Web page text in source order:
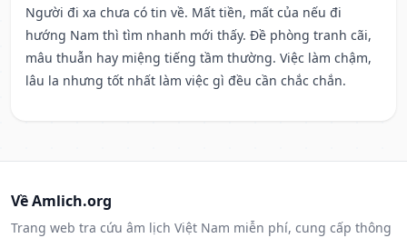
Người đi xa chưa có tin về. Mất tiền, mất của nếu đi
hướng Nam thì tìm nhanh mới thấy. Đề phòng tranh cãi,
mâu thuẫn hay miệng tiếng tầm thường. Việc làm chậm,
lâu la nhưng tốt nhất làm việc gì đều cần chắc chắn.
Về Amlich.org
Trang web tra cứu âm lịch Việt Nam miễn phí, cung cấp thông